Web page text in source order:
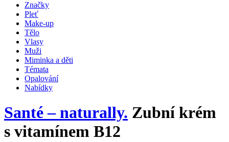
Značky
Pleť
Make-up
Tělo
Vlasy
Muži
Miminka a děti
Témata
Opalování
Nabídky
Santé – naturally. Zubní krém
s vitamínem B12